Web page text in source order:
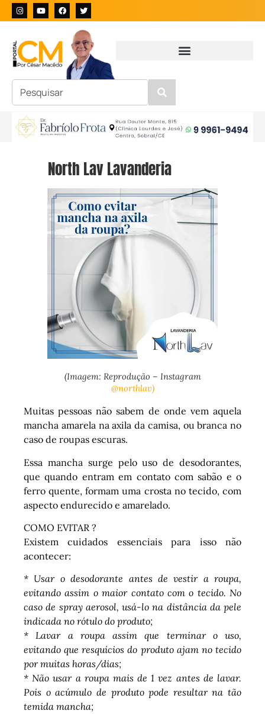
North Lav Lavanderia
(Imagem: Reprodução – Instagram
@northlav)
Muitas pessoas não sabem de onde vem aquela
mancha amarela na axila da camisa, ou branca no
caso de roupas escuras.
Essa mancha surge pelo uso de desodorantes,
que quando entram em contato com sabão e o
ferro quente, formam uma crosta no tecido, com
aspecto endurecido e amarelado.
COMO EVITAR ?
Existem cuidados essenciais para isso não
acontecer:
* Usar o desodorante antes de vestir a roupa,
evitando assim o maior contato com o tecido. No
caso de spray aerosol, usá-lo na distância da pele
indicada no rótulo do produto;
* Lavar a roupa assim que terminar o uso,
evitando que resquícios do produto ajam no tecido
por muitas horas/dias;
* Não usar a roupa mais de 1 vez antes de lavar.
Pois o acúmulo de produto pode resultar na tão
temida mancha;